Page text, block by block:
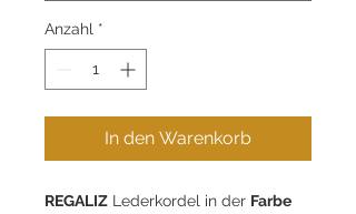
Anzahl *
In den Warenkorb
REGALIZ Lederkordel in der Farbe